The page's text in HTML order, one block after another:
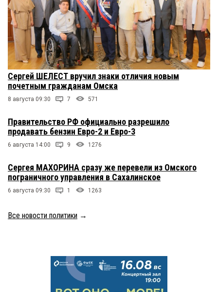
Сергей ШЕЛЕСТ вручил знаки отличия новым
почетным гражданам Омска
8 августа 09:30 7 571
Правительство РФ официально разрешило
продавать бензин Евро-2 и Евро-3
6 августа 14:00 9 1276
Сергея МАХОРИНА сразу же перевели из Омского
пограничного управления в Сахалинское
6 августа 09:30 1 1263
Все новости политики →